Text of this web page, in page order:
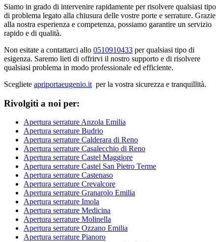
Siamo in grado di intervenire rapidamente per risolvere qualsiasi tipo
di problema legato alla chiusura delle vostre porte e serrature. Grazie
alla nostra esperienza e competenza, possiamo garantire un servizio
rapido e di qualità.
Non esitate a contattarci allo 0510910433 per qualsiasi tipo di
esigenza. Saremo lieti di offrirvi il nostro supporto e di risolvere
qualsiasi problema in modo professionale ed efficiente.
Scegliete apriportaeugenio.it per la vostra sicurezza e tranquillità.
Rivolgiti a noi per:
Apertura serrature Anzola Emilia
Apertura serrature Budrio
Apertura serrature Calderara di Reno
Apertura serrature Casalecchio di Reno
Apertura serrature Castel Maggiore
Apertura serrature Castel San Pietro Terme
Apertura serrature Castenaso
Apertura serrature Crevalcore
Apertura serrature Granarolo Emilia
Apertura serrature Imola
Apertura serrature Medicina
Apertura serrature Molinella
Apertura serrature Ozzano Emilia
Apertura serrature Pianoro